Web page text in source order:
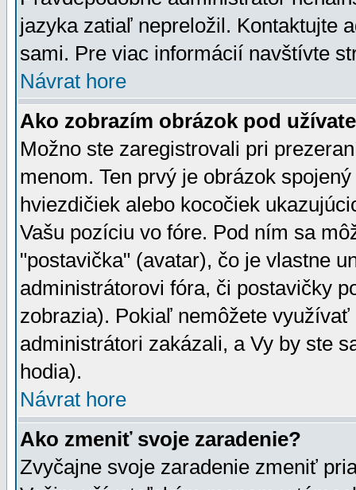
jazyka zatiaľ nepreložil. Kontaktujte
sami. Pre viac informácií navštívte
Návrat hore
Ako zobrazím obrázok pod
Možno ste zaregistrovali pri
menom. Ten prvý je obrázok
hviezdičiek alebo kocočiek
Vašu pozíciu vo fóre. Pod ním sa
"postavička" (avatar), čo je vlastne
administrátorovi fóra, či postavičky
zobrazia). Pokiaľ nemôžete
administrátori zakázali, a Vy by ste
hodia).
Návrat hore
Ako zmeniť svoje zaradenie?
Zvyčajne svoje zaradenie zmeniť